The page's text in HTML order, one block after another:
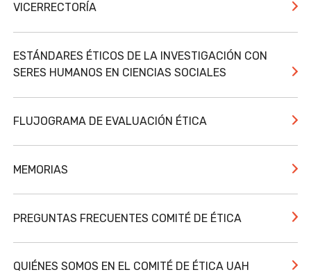
VICERRECTORÍA
ESTÁNDARES ÉTICOS DE LA INVESTIGACIÓN CON
SERES HUMANOS EN CIENCIAS SOCIALES
FLUJOGRAMA DE EVALUACIÓN ÉTICA
MEMORIAS
PREGUNTAS FRECUENTES COMITÉ DE ÉTICA
QUIÉNES SOMOS EN EL COMITÉ DE ÉTICA UAH